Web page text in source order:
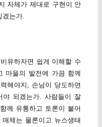
자체가 제대로 구현이 안
겠는가.
유하자면 쉽게 이해할 수
마을의 발전에 가끔 함께
해야지, 손님이 당도하면
야 되겠는가. 사람들이 잘
께 유통하고 토론이 붙어
체는 물론이고 뉴스생태